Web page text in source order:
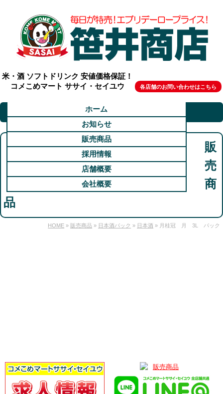
米・酒 ソフトドリンク 安値価格保証！
コメこめマート ササイ・セイユウ
各店舗のお問い合わせはこちら
ホーム
お知らせ
販売商品
採用情報
店舗概要
会社概要
販
売
商
品
HOME » 販売商品 » 日本酒パック » 日本酒 » 月桂冠 月 3L パック